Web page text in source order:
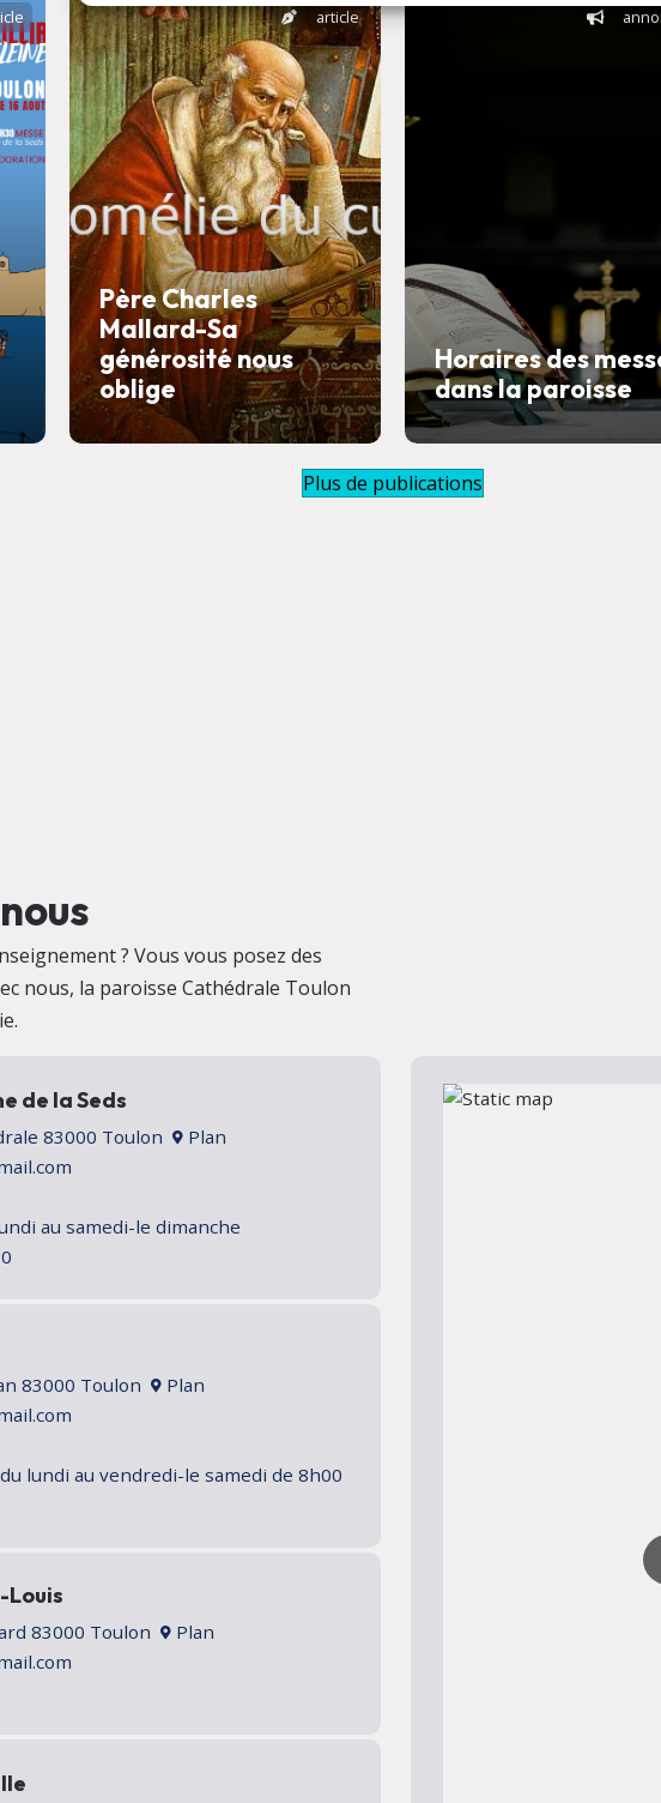
Père Charles
Mallard-Sa
générosité nous
oblige
article
Horaires des
dans la paroisse
Plus de publications
? Vous vous posez des
nous, la paroisse Cathédrale Toulon
de la Seds
83000 Toulon
Plan
au samedi-le dimanche
83000 Toulon
Plan
lundi au vendredi-le samedi de 8h00
Louis
83000 Toulon
Plan